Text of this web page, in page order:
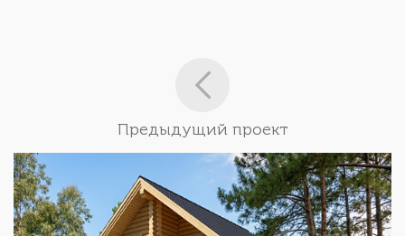
Предыдущий проект